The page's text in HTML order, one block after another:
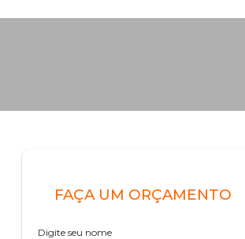
FAÇA UM ORÇAMENTO
Digite seu nome